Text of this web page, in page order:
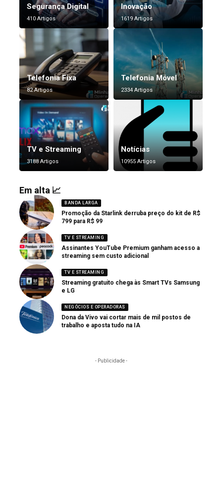
Segurança Digital
410 Artigos
Inovação
1619 Artigos
Telefonia Fixa
82 Artigos
Telefonia Móvel
2334 Artigos
TV e Streaming
3188 Artigos
Notícias
10955 Artigos
Em alta 📈
BANDA LARGA
Promoção da Starlink derruba preço do kit de R$
799 para R$ 99
TV E STREAMING
Assinantes YouTube Premium ganham acesso a
streaming sem custo adicional
TV E STREAMING
Streaming gratuito chega às Smart TVs Samsung
e LG
NEGÓCIOS E OPERADORAS
Dona da Vivo vai cortar mais de mil postos de
trabalho e aposta tudo na IA
- Publicidade -